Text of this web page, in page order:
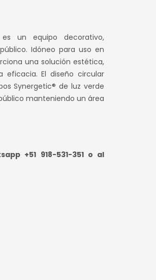
un equipo decorativo,
Idóneo para uso en
una solución estética,
El diseño circular
Synergetic® de luz verde
manteniendo un área
+51 918-531-351 o al